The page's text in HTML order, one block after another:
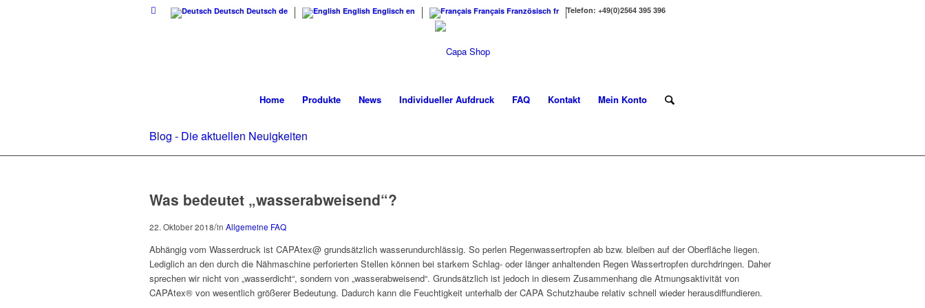
Deutsch Deutsch de English Englisch en Français Französisch fr Telefon: +49(0)2564 395 396
Home Produkte News Individueller Aufdruck FAQ Kontakt Mein Konto
Blog - Die aktuellen Neuigkeiten
Was bedeutet „wasserabweisend“?
22. Oktober 2018/in Allgemeine FAQ
Abhängig vom Wasserdruck ist CAPAtex@ grundsätzlich wasserundurchlässig. So perlen Regenwassertropfen ab bzw. bleiben auf der Oberfläche liegen.
Lediglich an den durch die Nähmaschine perforierten Stellen können bei starkem Schlag- oder länger anhaltenden Regen Wassertropfen durchdringen. Daher
sprechen wir nicht von „wasserdicht“, sondern von „wasserabweisend“. Grundsätzlich ist jedoch in diesem Zusammenhang die Atmungsaktivität von
CAPAtex® von wesentlich größerer Bedeutung. Dadurch kann die Feuchtigkeit unterhalb der CAPA Schutzhaube relativ schnell wieder herausdiffundieren.